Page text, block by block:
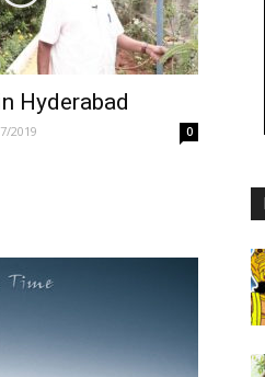
Hyderabad
2019 0